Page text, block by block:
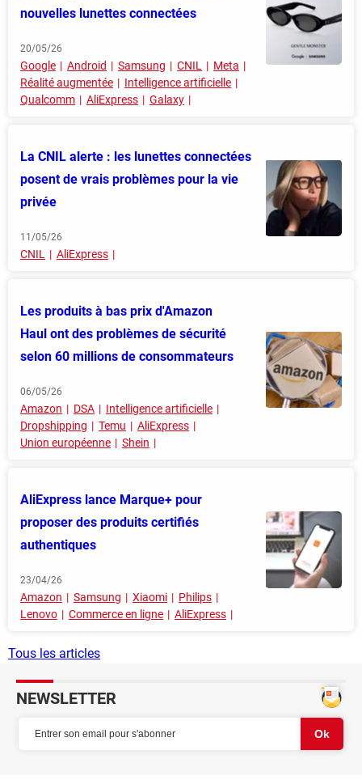
nouvelles lunettes connectées
20/05/26
Google Android Samsung CNIL
Meta
Réalité augmentée
Intelligence artificielle
Qualcomm
AliExpress Galaxy
La CNIL alerte : les lunettes connectées
posent de vrais problèmes pour la vie
privée
11/05/26
CNIL AliExpress
Les produits à bas prix d'Amazon
Haul ont des problèmes de sécurité
selon 60 millions de consommateurs
06/05/26
Amazon DSA
Intelligence artificielle
Dropshipping
Temu
AliExpress
Union européenne
Shein
AliExpress lance Marque+ pour
proposer des produits certifiés
authentiques
23/04/26
Amazon Samsung Xiaomi
Philips
Lenovo
Commerce en ligne AliExpress
Tous les articles
NEWSLETTER